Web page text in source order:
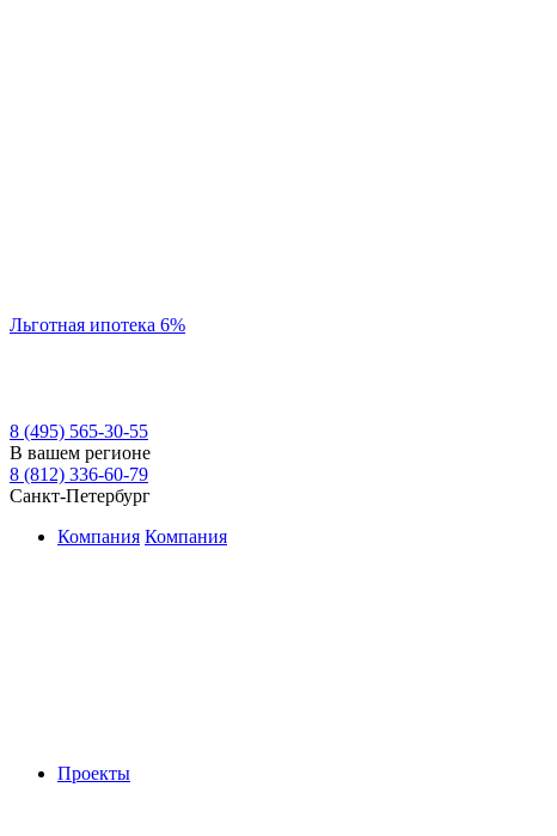
Льготная ипотека 6%
8 (495) 565-30-55
В вашем регионе
8 (812) 336-60-79
Санкт-Петербург
Компания Компания
Проекты